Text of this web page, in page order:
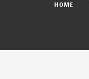
HOME